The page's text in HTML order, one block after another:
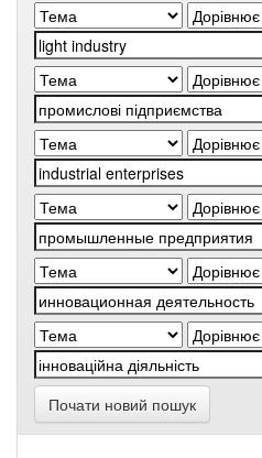
Почати новий пошук